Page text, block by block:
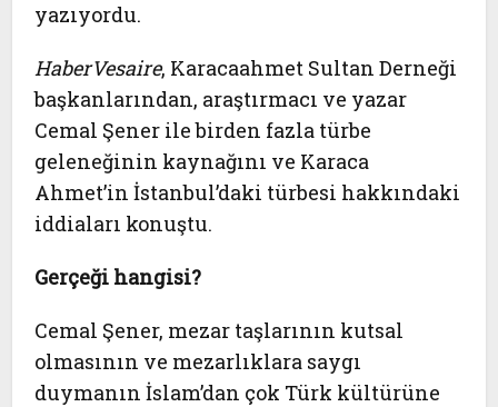
yazıyordu.
HaberVesaire, Karacaahmet Sultan Derneği
başkanlarından, araştırmacı ve yazar
Cemal Şener ile birden fazla türbe
geleneğinin kaynağını ve Karaca
Ahmet’in İstanbul’daki türbesi hakkındaki
iddiaları konuştu.
Gerçeği hangisi?
Cemal Şener, mezar taşlarının kutsal
olmasının ve mezarlıklara saygı
duymanın İslam’dan çok Türk kültürüne